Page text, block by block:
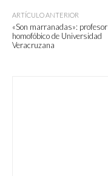
ARTÍCULO ANTERIOR
«Son marranadas»: profesor
homofóbico de Universidad
Veracruzana